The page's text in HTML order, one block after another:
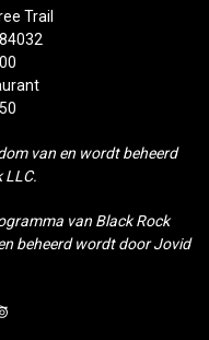
Trail
van en wordt beheerd
LLC.
van Black Rock
beheerd wordt door Jovid